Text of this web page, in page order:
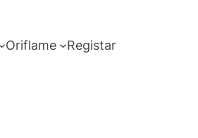
Oriflame Registar